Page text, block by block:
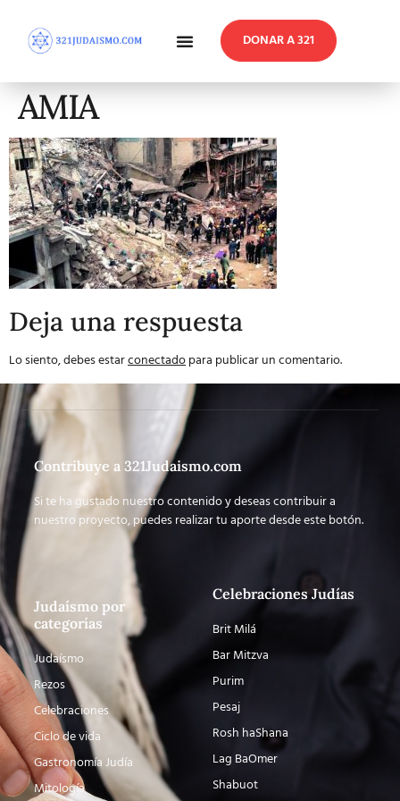
DONAR A 321
AMIA
Deja una respuesta
Lo siento, debes estarconectadopara publicar un comentario.
Contribuye a 321Judaismo.com
Si te ha gustado nuestro contenido y deseas contribuir a
nuestro proyecto, puedes realizar tu aporte desde este botón.
Judaísmo por
categorías
Judaísmo
Rezos
Celebraciones
Ciclo de vida
Gastronomía Judía
Mitología
Celebraciones Judías
Brit Milá
Bar Mitzva
Purim
Pesaj
Rosh haShana
Lag BaOmer
Shabuot